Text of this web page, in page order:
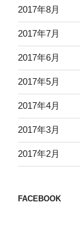
2017年8月
2017年7月
2017年6月
2017年5月
2017年4月
2017年3月
2017年2月
FACEBOOK